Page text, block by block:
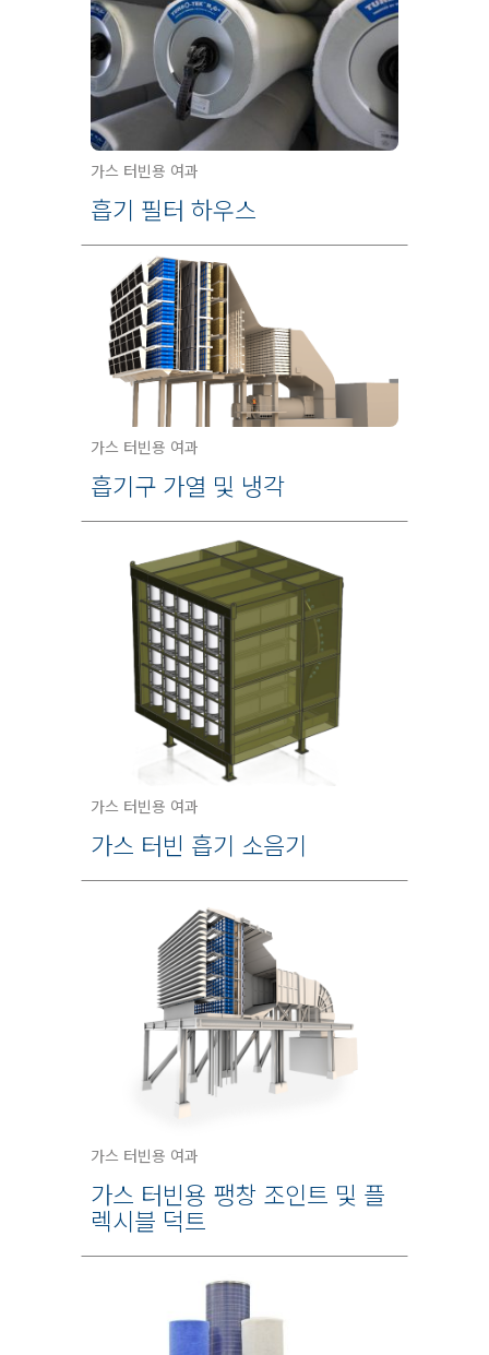
가스 터빈용 여과
흡기 필터 하우스
가스 터빈용 여과
흡기구 가열 및 냉각
가스 터빈용 여과
가스 터빈 흡기 소음기
가스 터빈용 여과
가스 터빈용 팽창 조인트 및 플
렉시블 덕트